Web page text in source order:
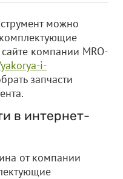
можно
компании MRO-
i-
запчасти
в интернет-
от компании